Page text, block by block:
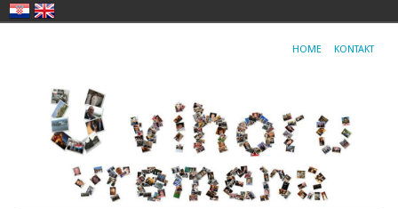
HOME KONTAKT